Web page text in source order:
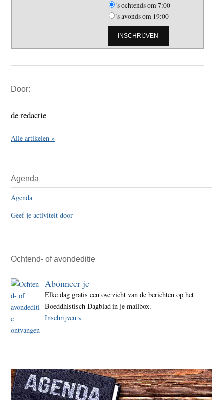
's ochtends om 7:00
's avonds om 19:00
Sidebar
Door:
de redactie
Alle artikelen »
Agenda
Agenda
Geef je activiteit door
Ochtend- of avondeditie
Abonneer je
Elke dag gratis een overzicht van de berichten op het
Boeddhistisch Dagblad in je mailbox.
Inschrijven »